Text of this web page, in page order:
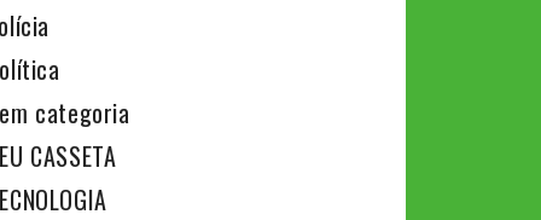
categoria
CASSETA